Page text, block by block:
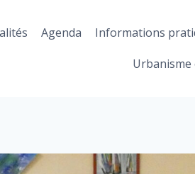
Agenda Informations
Urbanisme